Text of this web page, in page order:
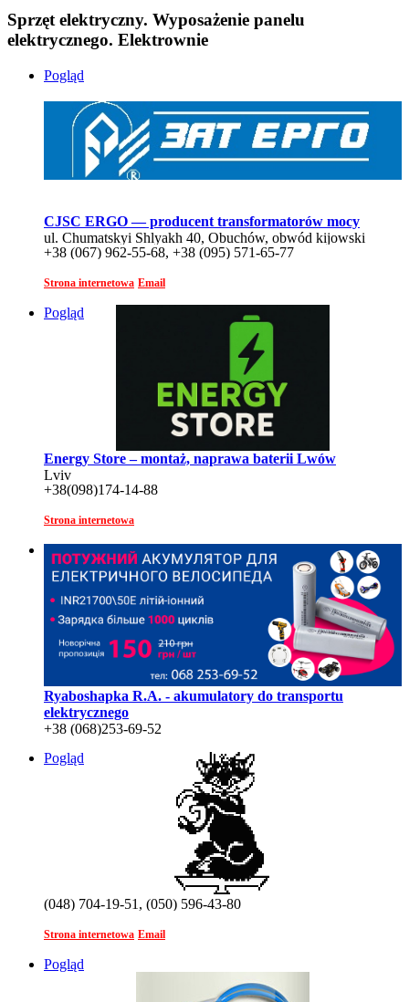
Sprzęt elektryczny. Wyposażenie panelu
elektrycznego. Elektrownie
Pogląd
CJSC ERGO — producent transformatorów mocy
ul. Chumatskyi Shlyakh 40, Obuchów, obwód kijowski
+38 (067) 962-55-68, +38 (095) 571-65-77
Strona internetowa Email
Pogląd
Energy Store – montaż, naprawa baterii Lwów
Lviv
+38(098)174-14-88
Strona internetowa
Pogląd
Ryaboshapka R.A. - akumulatory do transportu
elektrycznego
+38 (068)253-69-52
Pogląd
(048) 704-19-51, (050) 596-43-80
Strona internetowa Email
Pogląd